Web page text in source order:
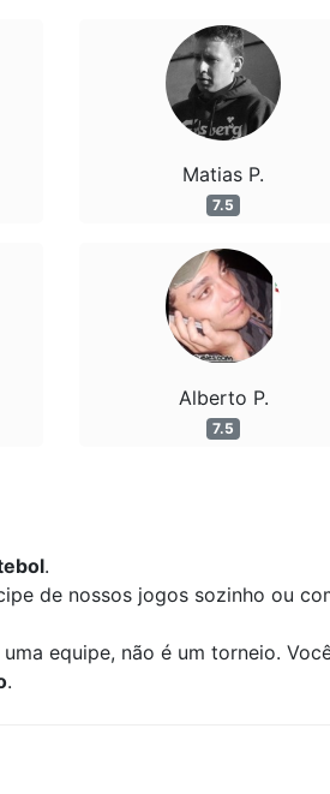
Matias P.
7.5
Alberto P.
7.5
.
de nossos jogos sozinho ou
equipe, não é um torneio.
.